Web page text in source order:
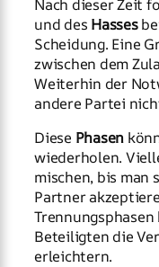
Nach dieser Zeit
und des Hasses
Scheidung. Eine
zwischen dem
Weiterhin der
andere Partei
Diese Phasen
wiederholen.
mischen, bis man
Partner
Beteiligten die
erleichtern.